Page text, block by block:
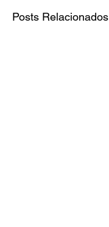
Posts Relacionados